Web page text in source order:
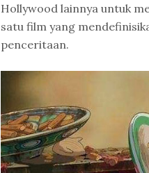
Hollywood lainnya untuk
satu film yang
penceritaan.